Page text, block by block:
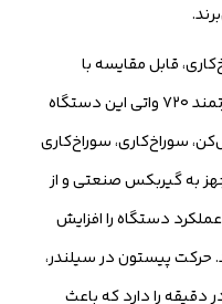
قابل مقایسه با
سوپربرندهای جهانی است. موتور قدرتمند ۷۲۰ واتی این دستگاه
سوراخ‌کاری، سوراخ‌کاری
به گیربکس صنعتی و از
دستگاه را افزایش
حرکت پیستون در سیلندر،
و ۰ تا ۴۵۰۰ ضربه در دقیقه را دارد که باعث